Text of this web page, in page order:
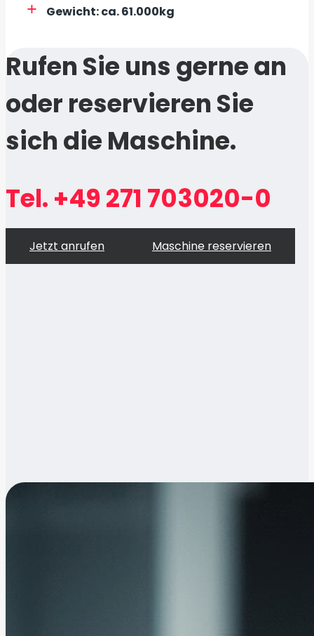
Gewicht: ca. 61.000kg
Rufen Sie uns gerne an
oder reservieren Sie
sich die Maschine.
Tel. +49 271 703020-0
Jetzt anrufen Maschine reservieren